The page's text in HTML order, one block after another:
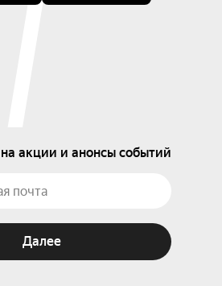
акции и анонсы событий
Далее